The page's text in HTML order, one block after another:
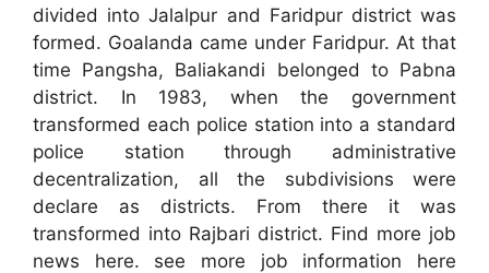
divided into Jalalpur and Faridpur district was
formed. Goalanda came under Faridpur. At that
time Pangsha, Baliakandi belonged to Pabna
district. In 1983, when the government
transformed each police station into a standard
police station through administrative
decentralization, all the subdivisions were
declare as districts. From there it was
transformed into Rajbari district. Find more job
news here. see more job information here